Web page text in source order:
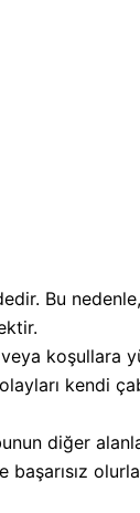
Bu
koşullara
kendi
diğer